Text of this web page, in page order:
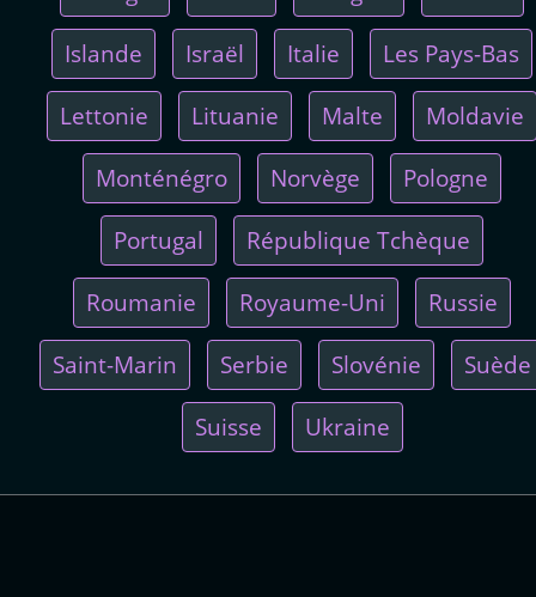
Islande Israël Italie Les Pays-Bas
Lettonie Lituanie Malte Moldavie
Monténégro Norvège Pologne
Portugal République Tchèque
Roumanie Royaume-Uni Russie
Saint-Marin Serbie Slovénie Suède
Suisse Ukraine